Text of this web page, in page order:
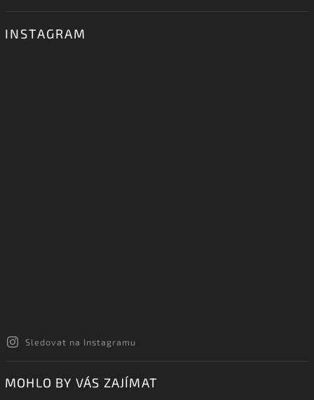
INSTAGRAM
Sledovat na Instagramu
MOHLO BY VÁS ZAJÍMAT